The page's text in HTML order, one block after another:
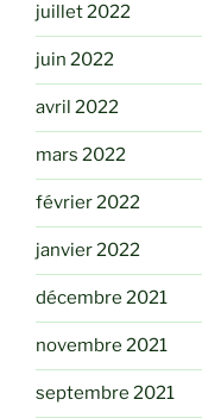
juillet 2022
juin 2022
avril 2022
mars 2022
février 2022
janvier 2022
décembre 2021
novembre 2021
septembre 2021